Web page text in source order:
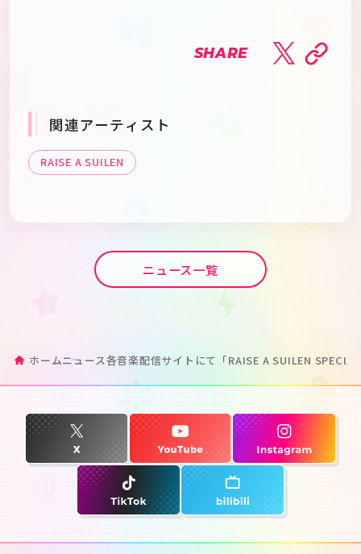
SHARE
関連アーティスト
RAISE A SUILEN
ニュース一覧
ホームニュース各音楽配信サイトにて「RAISE A SUILEN